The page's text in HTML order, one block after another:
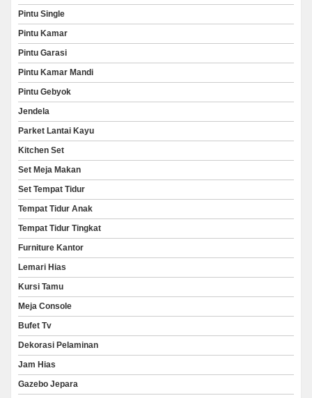
Pintu Single
Pintu Kamar
Pintu Garasi
Pintu Kamar Mandi
Pintu Gebyok
Jendela
Parket Lantai Kayu
Kitchen Set
Set Meja Makan
Set Tempat Tidur
Tempat Tidur Anak
Tempat Tidur Tingkat
Furniture Kantor
Lemari Hias
Kursi Tamu
Meja Console
Bufet Tv
Dekorasi Pelaminan
Jam Hias
Gazebo Jepara